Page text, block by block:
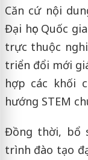
Căn cứ nội
Đại học Quốc
trực thuộc
triển đổi mới
hợp các khối
hướng STEM
Đồng thời, bổ
trình đào tạo